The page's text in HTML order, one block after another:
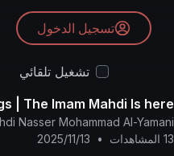
تسجيل الدخول
تشغيل تلقائي
| The Imam Mahdi Is here
Nasser Mohammad Al-Yamani
13 المشاهدات
•
2025/11/13